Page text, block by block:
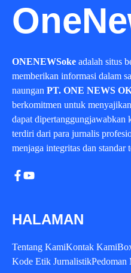
ONENEWSoke adalah situs
memberikan informasi dalam
naungan PT. ONE NEWS
berkomitmen untuk
dapat dipertanggungjawabkan
terdiri dari para jurnalis
menjaga integritas dan
HALAMAN
Tentang KamiKontak Kami
Kode Etik JurnalistikPedoman